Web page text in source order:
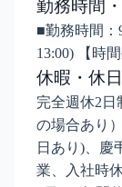
勤務時間
■勤務時間：
13:00) 【時
休暇・休日
完全週休2
の場合あり
日あり)、慶
業、入社時